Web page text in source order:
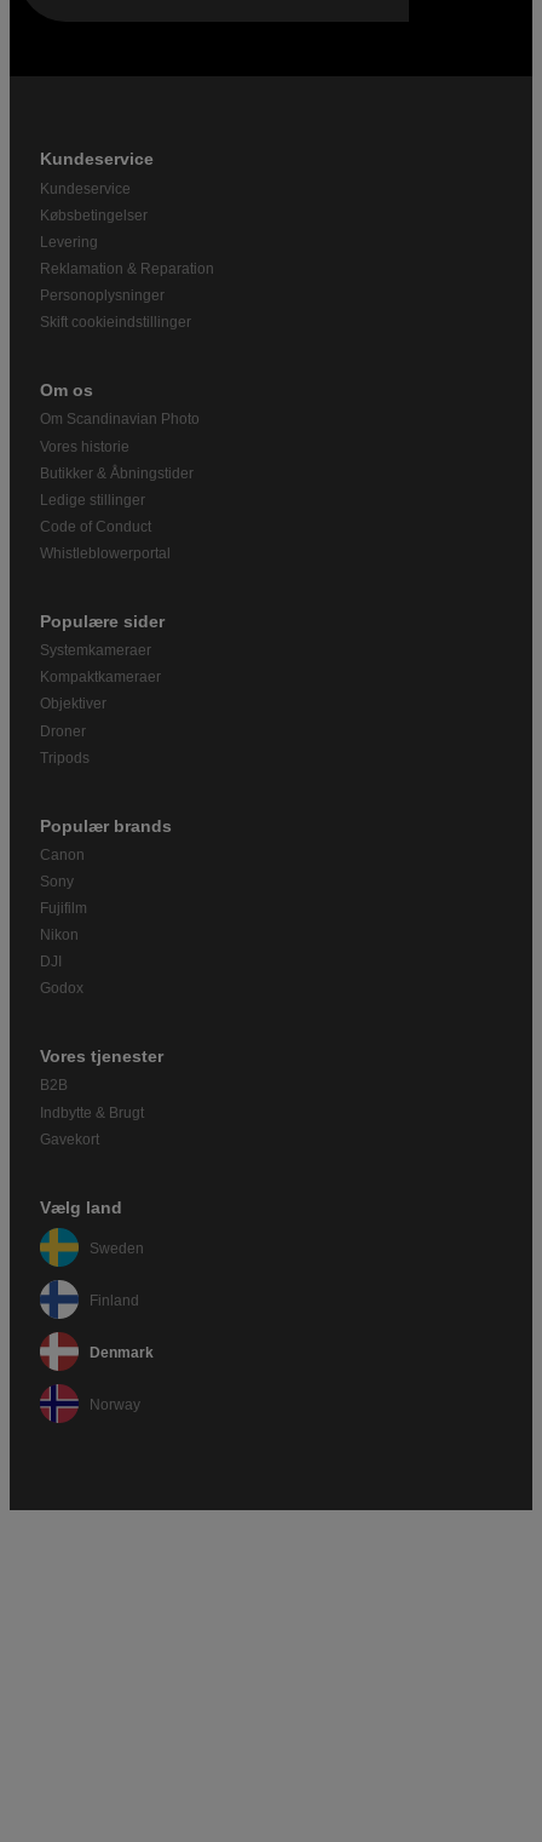
Kundeservice
Kundeservice
Købsbetingelser
Levering
Reklamation & Reparation
Personoplysninger
Skift cookieindstillinger
Om os
Om Scandinavian Photo
Vores historie
Butikker & Åbningstider
Ledige stillinger
Code of Conduct
Whistleblowerportal
Populære sider
Systemkameraer
Kompaktkameraer
Objektiver
Droner
Tripods
Populær brands
Canon
Sony
Fujifilm
Nikon
DJI
Godox
Vores tjenester
B2B
Indbytte & Brugt
Gavekort
Vælg land
Sweden
Finland
Denmark
Norway